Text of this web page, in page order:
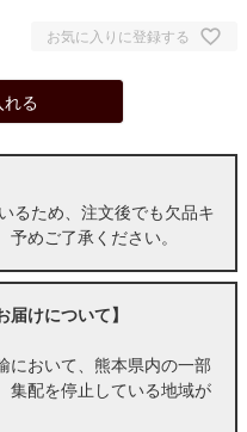
お気に入りに登録する
れる
るため、注文後でも欠品キ
めご了承ください。
届けについて】
において、熊本県内の一部
集配を停止している地域が